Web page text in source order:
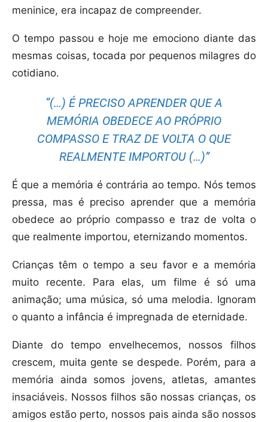
meninice, era incapaz de compreender.
O tempo passou e hoje me emociono diante das
mesmas coisas, tocada por pequenos milagres do
cotidiano.
“(…) É PRECISO APRENDER QUE A
MEMÓRIA OBEDECE AO PRÓPRIO
COMPASSO E TRAZ DE VOLTA O QUE
REALMENTE IMPORTOU (…)”
É que a memória é contrária ao tempo. Nós temos
pressa, mas é preciso aprender que a memória
obedece ao próprio compasso e traz de volta o
que realmente importou, eternizando momentos.
Crianças têm o tempo a seu favor e a memória
muito recente. Para elas, um filme é só uma
animação; uma música, só uma melodia. Ignoram
o quanto a infância é impregnada de eternidade.
Diante do tempo envelhecemos, nossos filhos
crescem, muita gente se despede. Porém, para a
memória ainda somos jovens, atletas, amantes
insaciáveis. Nossos filhos são nossas crianças, os
amigos estão perto, nossos pais ainda são nossos